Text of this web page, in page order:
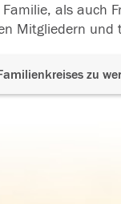
als auch
Mitgliedern
zu